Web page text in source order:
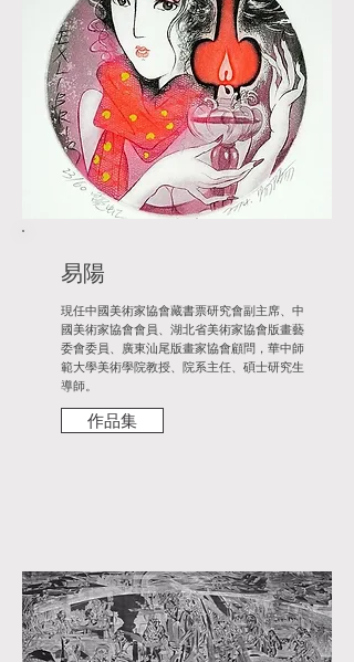
易陽
現任中國美術家協會藏書票研究會副主席、中
國美術家協會會員、湖北省美術家協會版畫藝
委會委員、廣東汕尾版畫家協會顧問，華中師
範大學美術學院教授、院系主任、碩士研究生
導師。
作品集